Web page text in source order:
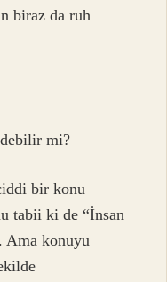
biraz da ruh
mi?
bir konu
tabii ki de “İnsan
Ama konuyu